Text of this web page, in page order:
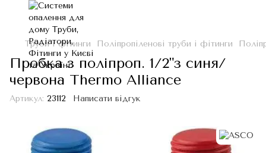
Труби і фітинги Поліпропіленові труби і фітинги
Пробка з поліпроп. 1/2"з синя/
червона Thermo Alliance
Артикул: 23112 Написати відгук